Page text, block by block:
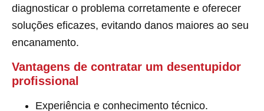
diagnosticar o problema corretamente e oferecer
soluções eficazes, evitando danos maiores ao seu
encanamento.
Vantagens de contratar um desentupidor
profissional
Experiência e conhecimento técnico.